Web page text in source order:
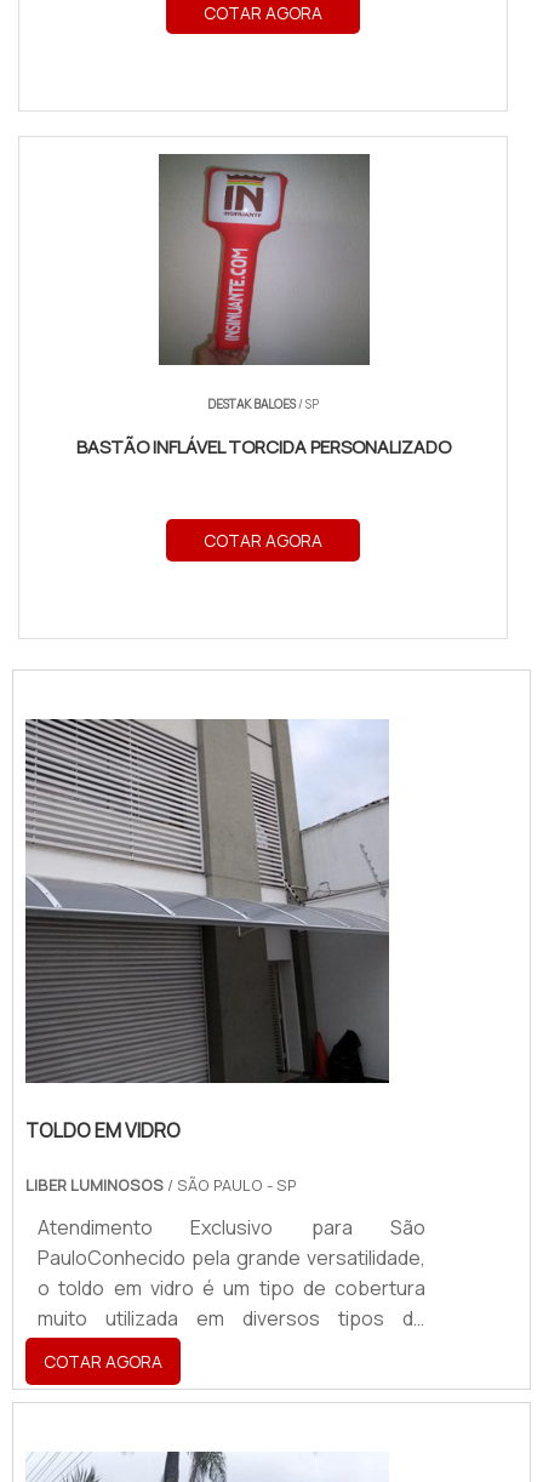
COTAR AGORA
DESTAK BALOES/ SP
BASTÃO INFLÁVEL TORCIDA PERSONALIZADO
COTAR AGORA
TOLDO EM VIDRO
LIBER LUMINOSOS / SÃO PAULO - SP
Atendimento Exclusivo para São
PauloConhecido pela grande versatilidade,
o toldo em vidro é um tipo de cobertura
muito utilizada em diversos tipos de
estabelecimentos e pode proteger
pessoas e objetos contra a ação da chuva,
do sol e de outros tipos de intempéries
estão abrigados sob o mesmo. O
COTAR AGORA